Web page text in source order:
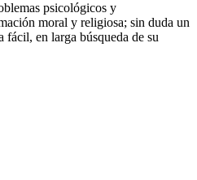
psicológicos y
moral y religiosa; sin duda un
fácil, en larga búsqueda de su